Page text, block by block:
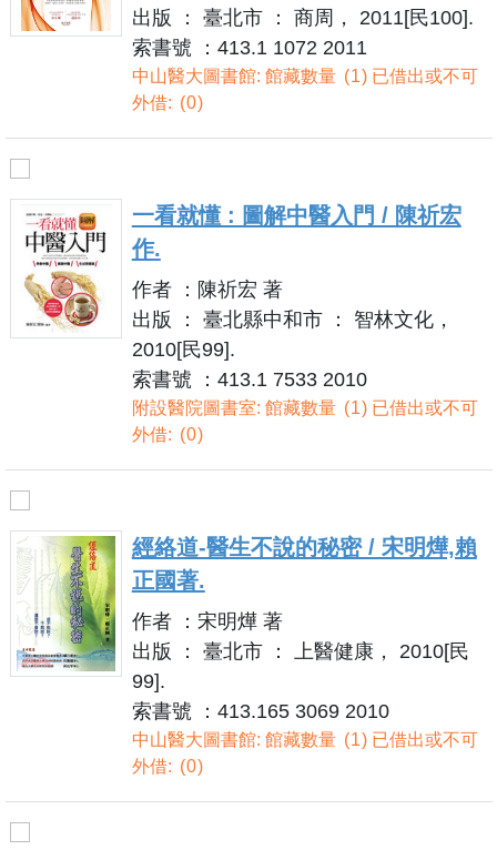
出版 ： 臺北市 ： 商周， 2011[民100].
索書號 ：413.1 1072 2011
中山醫大圖書館: 館藏數量 1 已借出或不可
外借:
0
一看就懂 : 圖解中醫入門 / 陳祈宏
作.
作者 ：陳祈宏 著
出版 ： 臺北縣中和市 ： 智林文化，
2010[民99].
索書號 ：413.1 7533 2010
附設醫院圖書室: 館藏數量 1 已借出或不可
外借:
0
經絡道-醫生不說的秘密 / 宋明燁,賴
正國著.
作者 ：宋明燁 著
出版 ： 臺北市 ： 上醫健康， 2010[民
99].
索書號 ：413.165 3069 2010
中山醫大圖書館: 館藏數量 1 已借出或不可
外借:
0